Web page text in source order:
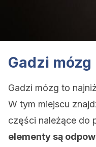
Gadzi mózg
Gadzi mózg to
W tym miejscu
części należące do
elementy są